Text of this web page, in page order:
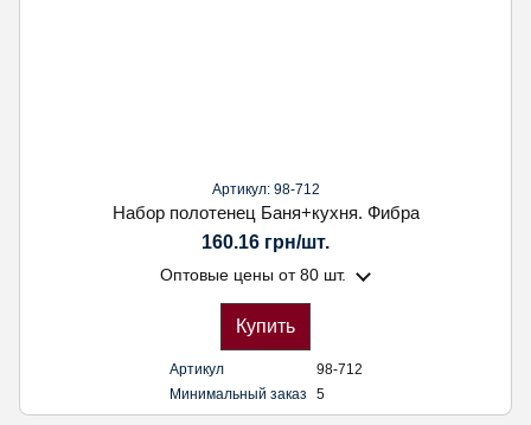
Артикул: 98-712
Набор полотенец Баня+кухня. Фибра
160.16 грн/шт.
Оптовые цены от 80 шт.
Купить
Артикул
98-712
Минимальный заказ
5